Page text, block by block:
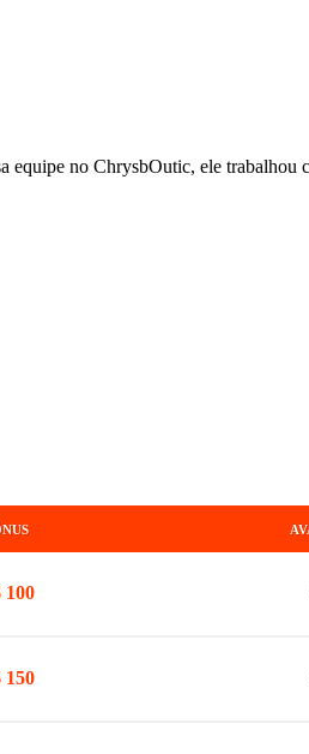
equipe no ChrysbOutic, ele trabalhou
100
150